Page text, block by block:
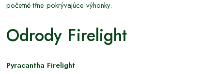
početné tŕne pokrývajúce výhonky.
Odrody Firelight
Pyracantha Firelight